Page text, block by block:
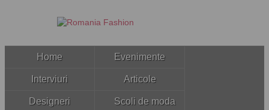
Home Evenimente
Interviuri Articole
Designeri Scoli de moda